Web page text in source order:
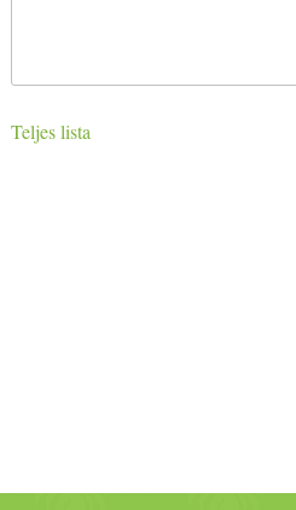
Teljes lista